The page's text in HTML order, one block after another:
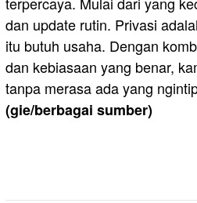
dan update rutin. Privasi
itu butuh usaha. Dengan
dan kebiasaan yang benar,
tanpa merasa ada yang
(gie/berbagai sumber)